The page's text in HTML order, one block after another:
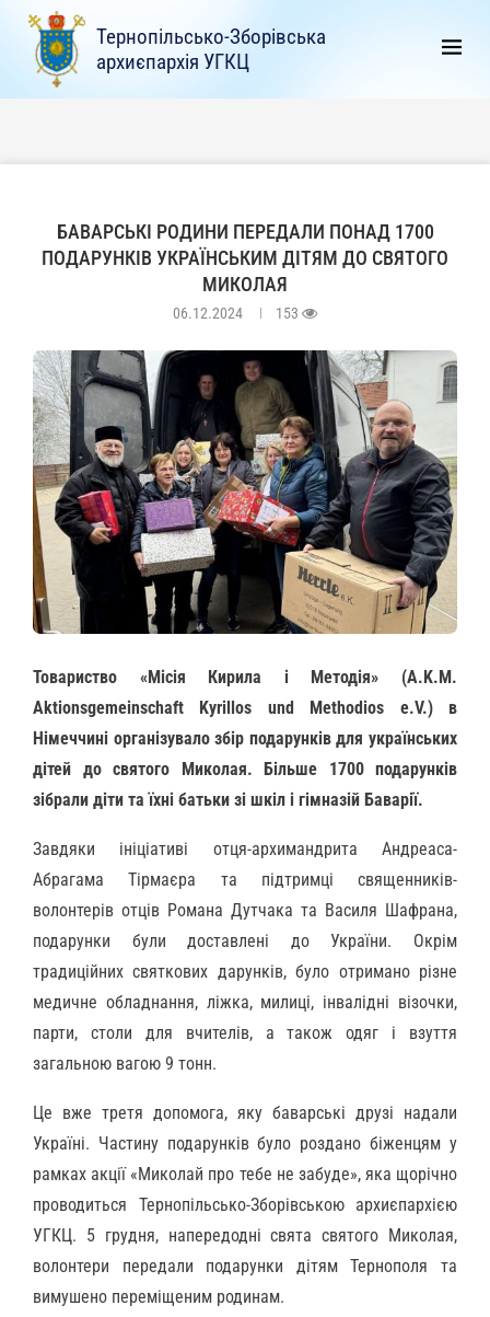
Тернопільсько-Зборівська
архиєпархія УГКЦ
БАВАРСЬКІ РОДИНИ ПЕРЕДАЛИ ПОНАД 1700
ПОДАРУНКІВ УКРАЇНСЬКИМ ДІТЯМ ДО СВЯТОГО
МИКОЛАЯ
06.12.2024 153
Товариство «Місія Кирила і Методія» (A.K.M.
Aktionsgemeinschaft Kyrillos und Methodios e.V.) в
Німеччині організувало збір подарунків для українських
дітей до святого Миколая. Більше 1700 подарунків
зібрали діти та їхні батьки зі шкіл і гімназій Баварії.
Завдяки ініціативі отця-архимандрита Андреаса-
Абрагама Тірмаєра та підтримці священників-
волонтерів отців Романа Дутчака та Василя Шафрана,
подарунки були доставлені до України. Окрім
традиційних святкових дарунків, було отримано різне
медичне обладнання, ліжка, милиці, інвалідні візочки,
парти, столи для вчителів, а також одяг і взуття
загальною вагою 9 тонн.
Це вже третя допомога, яку баварські друзі надали
Україні. Частину подарунків було роздано біженцям у
рамках акції «Миколай про тебе не забуде», яка щорічно
проводиться Тернопільсько-Зборівською архиєпархією
УГКЦ. 5 грудня, напередодні свята святого Миколая,
волонтери передали подарунки дітям Тернополя та
вимушено переміщеним родинам.